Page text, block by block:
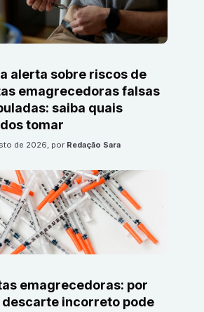
alerta sobre riscos de
emagrecedoras falsas
saiba quais
tomar
de 2026, por Redação Sara
emagrecedoras: por
descarte incorreto pode